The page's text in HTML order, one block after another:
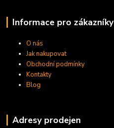
Informace pro zákazníky
O nás
Jak nakupovat
Obchodní podmínky
Kontakty
Blog
Adresy prodejen